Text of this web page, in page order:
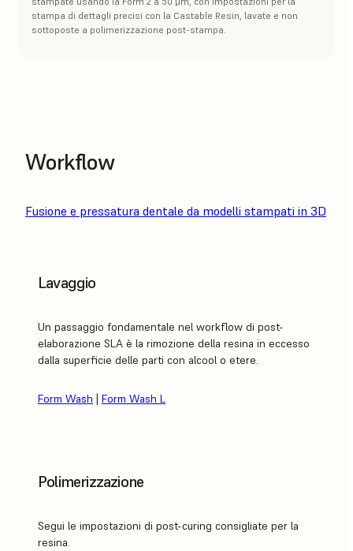
stampa di dettagli precisi con la Castable Resin, lavate e non
sottoposte a polimerizzazione post-stampa.
Workflow
Fusione e pressatura dentale da modelli stampati in 3D
Lavaggio
Un passaggio fondamentale nel workflow di post-
elaborazione SLA è la rimozione della resina in eccesso
dalla superficie delle parti con alcool o etere.
Form Wash | Form Wash L
Polimerizzazione
Segui le impostazioni di post-curing consigliate per la
resina.